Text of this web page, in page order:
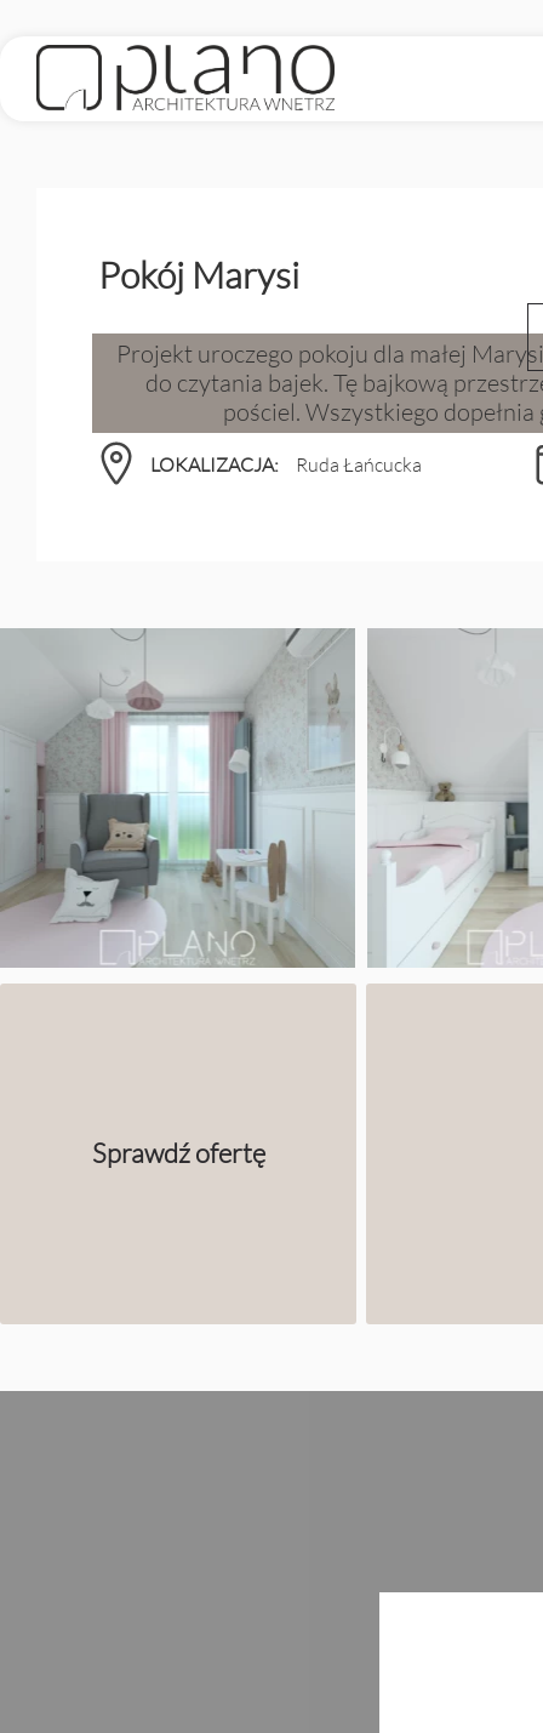
Pokój Marysi
Projekt uroczego pokoju dla małej
do czytania bajek. Tę bajkową
pościel. Wszystkiego
Sprawdź ofertę
LOKALIZACJA: Ruda Łańcucka